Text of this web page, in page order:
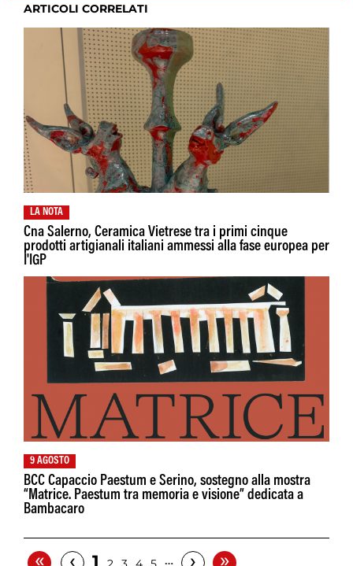
ARTICOLI CORRELATI
LA NOTA
Cna Salerno, Ceramica Vietrese tra i primi cinque
prodotti artigianali italiani ammessi alla fase europea per
I'IGP
9 AGOSTO
BCC Capaccio Paestum e Serino, sostegno alla mostra
“Matrice. Paestum tra memoria e visione” dedicata a
Bambacaro
« ‹ … › »